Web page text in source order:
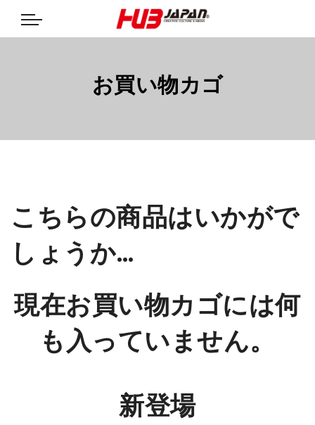
お買い物カゴ
こちらの商品はいかがで
しょうか…
現在お買い物カゴには何
も入っていません。
新登場